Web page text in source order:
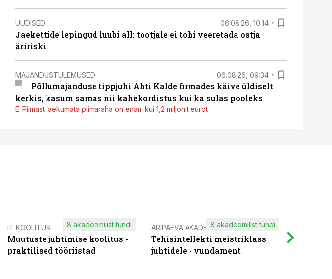
UUDISED 06.08.26, 10:14
Jaekettide lepingud luubi all: tootjale ei tohi veeretada ostja
äririski
MAJANDUSTULEMUSED 06.08.26, 09:34
Põllumajanduse tippjuhi Ahti Kalde firmades käive üldiselt
kerkis, kasum samas nii kahekordistus kui ka sulas pooleks
E-Piimast laekumata piimaraha on enam kui 1,2 miljonit eurot
IT KOOLITUS
Muutuste juhtimise koolitus -
praktilised tööriistad
8 akadeemilist tundi ÄRIPÄEVA AKADEEMIA
Tehisintellekti meistriklass
juhtidele - vundament
8 akadeemilist tundi